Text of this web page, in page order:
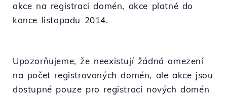
akce na registraci domén, akce platné do
konce listopadu 2014.
Upozorňujeme, že neexistují žádná omezení
na počet registrovaných domén, ale akce jsou
dostupné pouze pro registraci nových domén